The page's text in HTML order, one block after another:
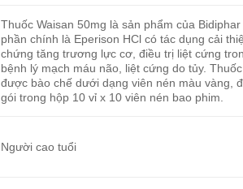
Thuốc Waisan 50mg là sản phẩm của
phần chính là Eperison HCl có tác dụng cải
chứng tăng trương lực cơ, điều trị liệt cứng
bệnh lý mạch máu não, liệt cứng do tủy.
được bào chế dưới dạng viên nén màu vàng,
gói trong hộp 10 vỉ x 10 viên nén bao phim.
Người cao tuổi